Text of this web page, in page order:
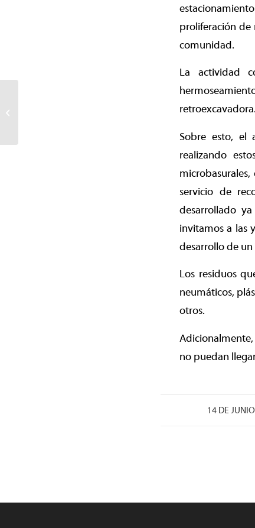
proliferación de
comunidad.
La actividad
retroexcavadora.
Sobre esto, el
realizando
servicio de
desarrollado
invitamos a las
desarrollo de un
Los residuos
neumáticos,
otros.
no puedan
14 DE